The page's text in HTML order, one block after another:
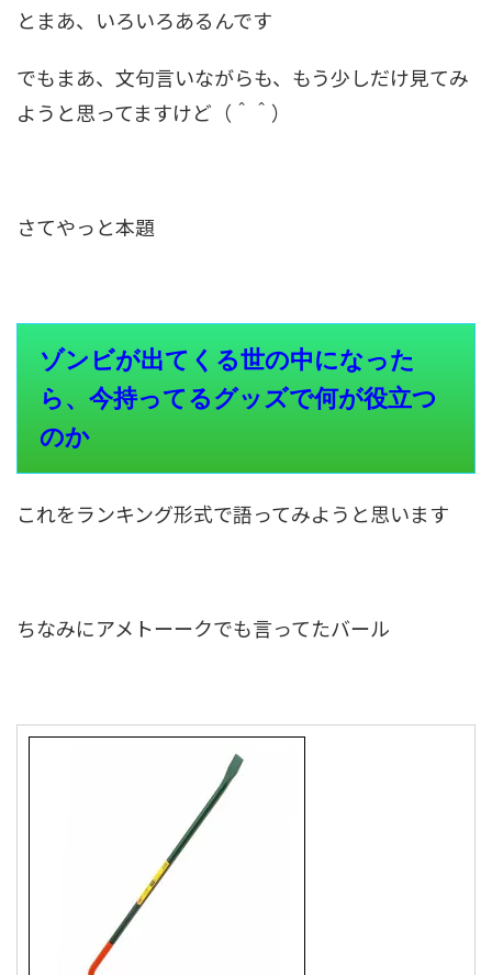
とまあ、いろいろあるんです
でもまあ、文句言いながらも、もう少しだけ見てみ
ようと思ってますけど（＾＾）
さてやっと本題
ゾンビが出てくる世の中になった
ら、今持ってるグッズで何が役立つ
のか
これをランキング形式で語ってみようと思います
ちなみにアメトーークでも言ってたバール